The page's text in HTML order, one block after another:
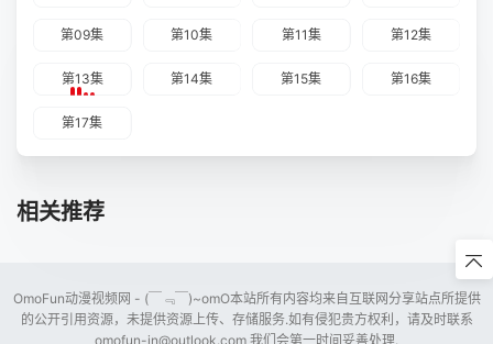
第09集 第10集 第11集 第12集
第13集 第14集 第15集 第16集
第17集
相关推荐
OmoFun动漫视频网 - (￣﹃￣)~omO本站所有内容均来自互联网分享站点所提供
的公开引用资源，未提供资源上传、存储服务.如有侵犯贵方权利，请及时联系
omofun-in@outlook.com 我们会第一时间妥善处理.